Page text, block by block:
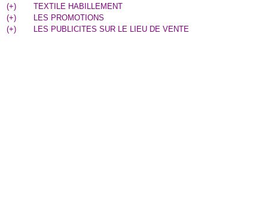
(+)
TEXTILE HABILLEMENT
(+)
LES PROMOTIONS
(+) LES PUBLICITES SUR LE LIEU DE VENTE